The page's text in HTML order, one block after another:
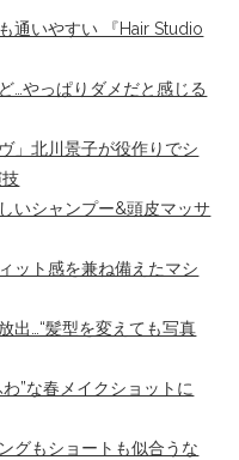
通いやすい 『Hair Studio
…やっぱりダメだと感じる
」北川景子が役作りでシ
いシャンプー&頭皮マッサ
ット感を兼ね備えたマシ
出…“髪型を変えても写真
”な春メイクショットに
グもショートも似合うな